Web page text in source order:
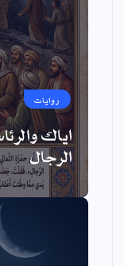
روايات
اياك
الرجال